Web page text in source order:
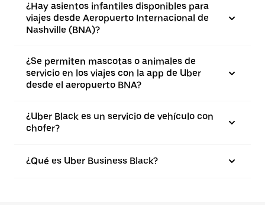
¿Hay asientos infantiles disponibles para
viajes desde Aeropuerto Internacional de
Nashville (BNA)?
¿Se permiten mascotas o animales de
servicio en los viajes con la app de Uber
desde el aeropuerto BNA?
¿Uber Black es un servicio de vehículo con
chofer?
¿Qué es Uber Business Black?